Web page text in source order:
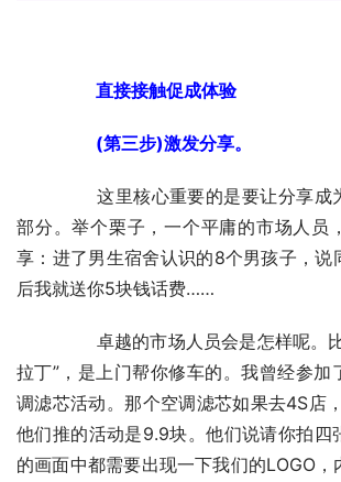
直接接触促成体验
(第三步)激发分享。
部分。举个栗子，一个平庸的市场人员
享：进了男生宿舍认识的8个男孩子，说
后我就送你5块钱话费……
拉丁”，是上门帮你修车的。我曾经参加
调滤芯活动。那个空调滤芯如果去4S店
他们推的活动是9.9块。他们说请你拍四
的画面中都需要出现一下我们的LOGO，